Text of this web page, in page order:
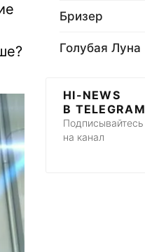
Бризер
Голубая Луна
HI-NEWS
В TELEGRAM
Подписывайтесь
на канал